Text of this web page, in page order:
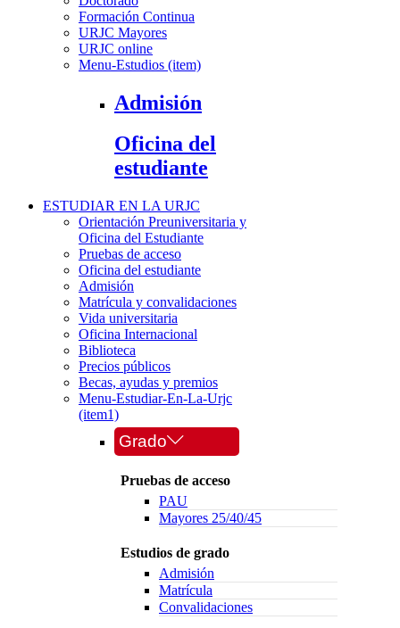
Formación Continua
URJC Mayores
URJC online
Menu-Estudios (item)
Admisión
Oficina del
estudiante
ESTUDIAR EN LA URJC
Orientación Preuniversitaria y
Oficina del Estudiante
Pruebas de acceso
Oficina del estudiante
Admisión
Matrícula y convalidaciones
Vida universitaria
Oficina Internacional
Biblioteca
Precios públicos
Becas, ayudas y premios
Menu-Estudiar-En-La-Urjc
(item1)
Grado
Pruebas de acceso
PAU
Mayores 25/40/45
Estudios de grado
Admisión
Matrícula
Convalidaciones